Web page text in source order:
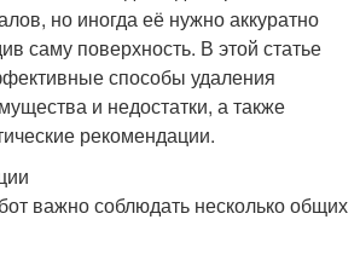
но иногда её нужно аккуратно
саму поверхность. В этой статье
способы удаления
и недостатки, а также
рекомендации.
важно соблюдать несколько общих